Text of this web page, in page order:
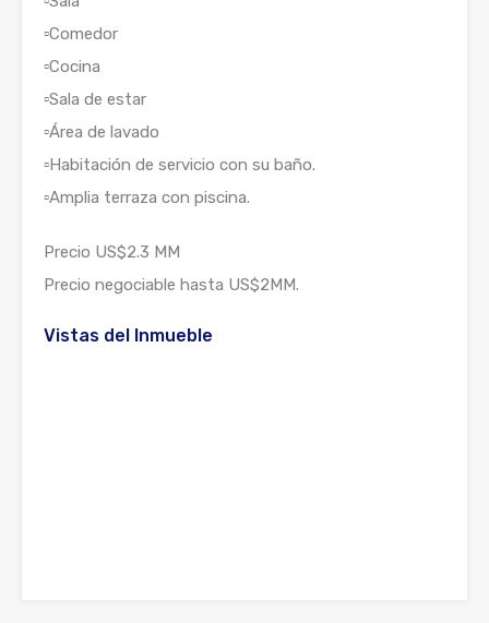
▫️Comedor
▫️Cocina
▫️Sala de estar
▫️Área de lavado
▫️Habitación de servicio con su baño.
▫️Amplia terraza con piscina.
Precio US$2.3 MM
Precio negociable hasta US$2MM.
Vistas del Inmueble